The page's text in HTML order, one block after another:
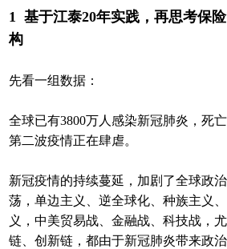
1 基于江泰20年实践，再思考保
构
先看一组数据：
全球已有3800万人感染新冠肺炎，死
第二波疫情正在肆虐。
新冠疫情的持续蔓延，加剧了全球政
荡，单边主义、逆全球化、种族主义
义，中美贸易战、金融战、科技战，
链、创新链，都由于新冠肺炎带来政